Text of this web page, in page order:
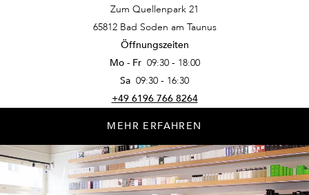
Zum Quellenpark 21
65812 Bad Soden am Taunus
Öffnungszeiten
Mo - Fr 09:30 - 18:00
Sa 09:30 - 16:30
+49 6196 766 8264
MEHR ERFAHREN